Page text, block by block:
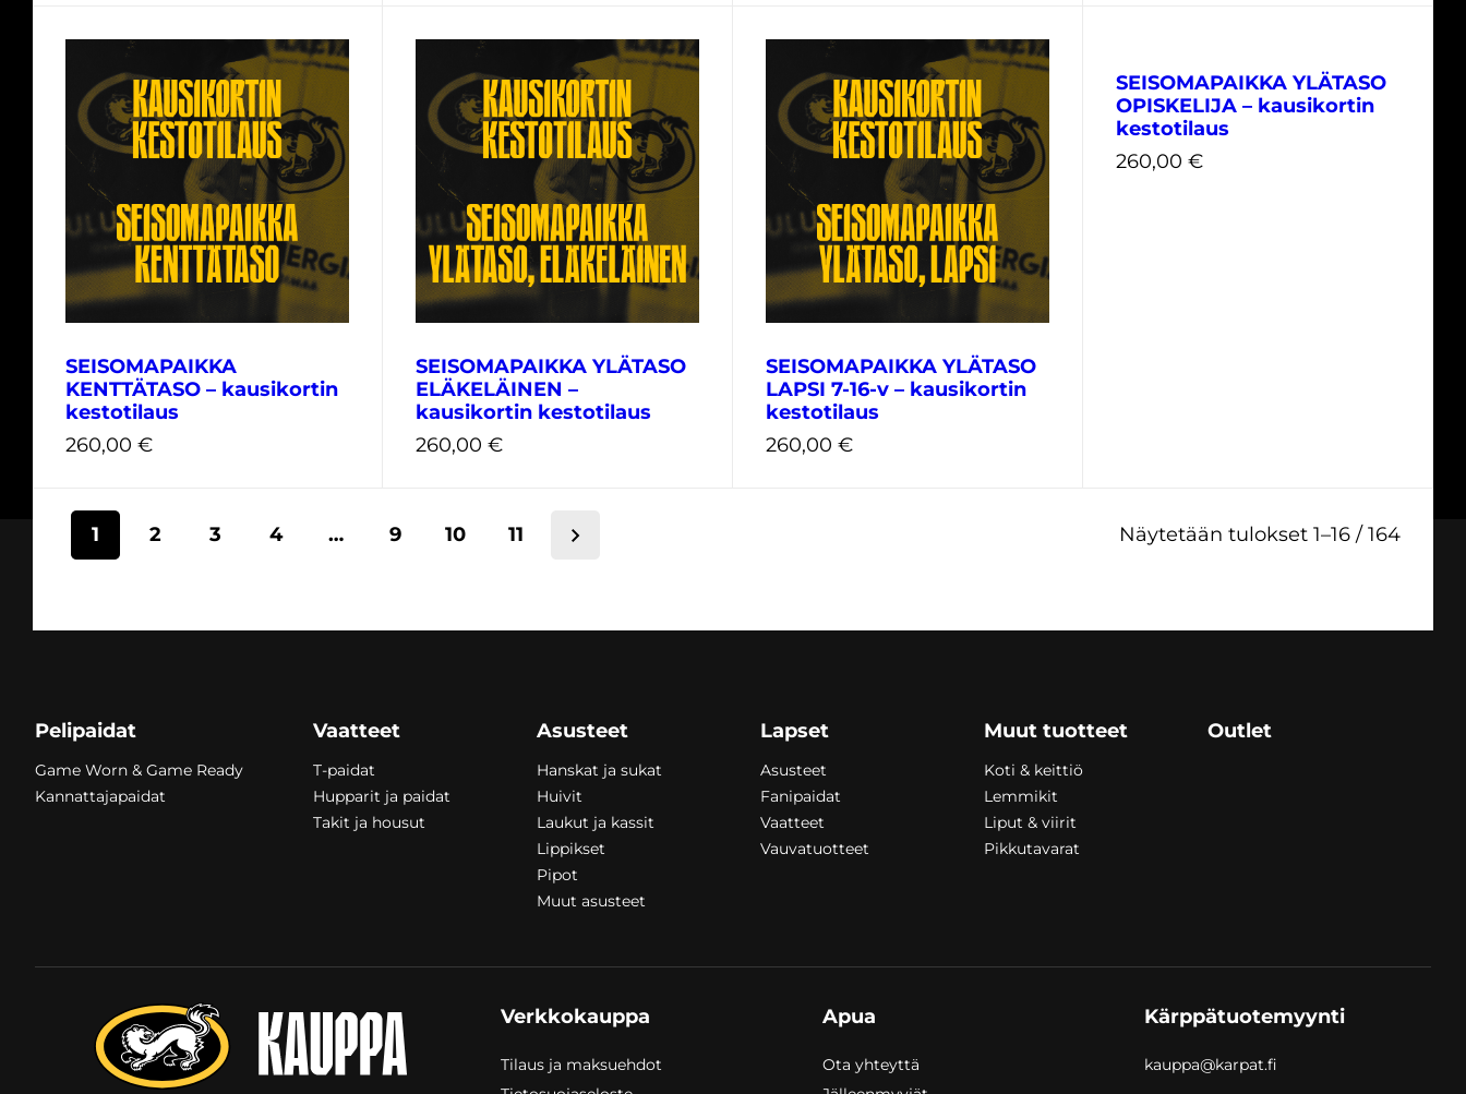
XL
XXL
3XL
29,00 910,00 260,00
SEISOMAPAIKKA
KENTTÄTASO – kausikortin
kestotilaus
260,00 €
SEISOMAPAIKKA YLÄTASO
ELÄKELÄINEN –
kausikortin kestotilaus
260,00 €
SEISOMAPAIKKA YLÄTASO
LAPSI 7-16-v – kausikortin
kestotilaus
260,00 €
SEISOMAPAIKKA YLÄTASO
OPISKELIJA – kausikortin
kestotilaus
260,00 €
1 2 3 4 … 9 10 11 Näytetään tulokset 1–16 / 164Sorted
Pelipaidat
Game Worn & Game Ready
Kannattajapaidat
Vaatteet
T-paidat
Hupparit ja paidat
Takit ja housut
Asusteet
Hanskat ja sukat
Huivit
Laukut ja kassit
Lippikset
Pipot
Muut asusteet
Lapset
Asusteet
Fanipaidat
Vaatteet
Vauvatuotteet
Muut tuotteet
Koti & keittiö
Lemmikit
Liput & viirit
Pikkutavarat
Outlet
Verkkokauppa
Tilaus ja maksuehdot
Apua
Ota yhteyttä
Kärppätuotemyynti
kauppa@karpat.fi